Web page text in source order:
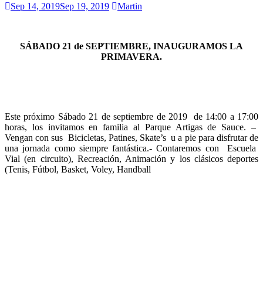
Sep 14, 2019Sep 19, 2019 Martin
SÁBADO 21 de SEPTIEMBRE, INAUGURAMOS LA
PRIMAVERA.
Este próximo Sábado 21 de septiembre de 2019 de 14:00 a 17:00
horas, los invitamos en familia al Parque Artigas de Sauce. –
Vengan con sus Bicicletas, Patines, Skate’s u a pie para disfrutar de
una jornada como siempre fantástica.- Contaremos con Escuela
Vial (en circuito), Recreación, Animación y los clásicos deportes
(Tenis, Fútbol, Basket, Voley, Handball